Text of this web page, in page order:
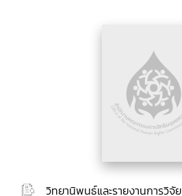
วิทยานิพนธ์และรายงานการวิจัย